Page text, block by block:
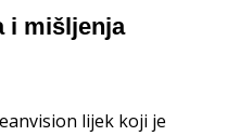
i mišljenja
lijek koji je